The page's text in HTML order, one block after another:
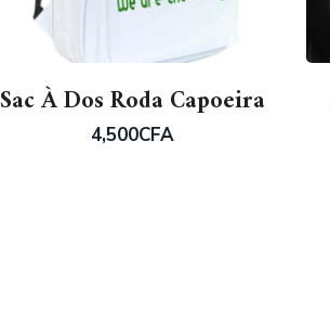
Sac À Dos Roda Capoeira
4,500CFA